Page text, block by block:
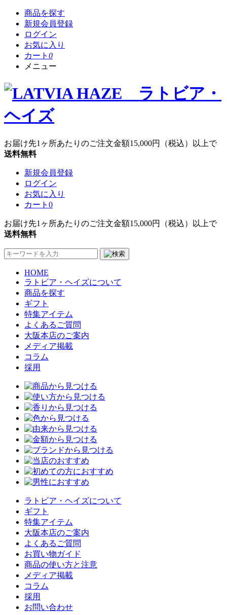
商品を探す
新規会員登録
ログイン
お気に入り
カート 0
メニュー
お届け先1ヶ所あたりのご注文金額15,000円
（税込）以上で
送料無料
新規会員登録
ログイン
お気に入り
カート 0
お届け先1ヶ所あたりのご注文金額15,000円
（税込）以上で
送料無料
HOME
ラトビア・ヘイズについて
商品を探す
ギフト
特集アイテム
よくあるご質問
大阪本店のご案内
メディア掲載
コラム
採用
ラトビア・ヘイズについて
ギフト
特集アイテム
大阪本店のご案内
よくあるご質問
お買い物ガイド
商品の使い方と注意
メディア掲載
コラム
採用
お問い合わせ